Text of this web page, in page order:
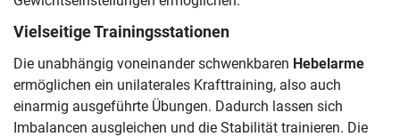
Vielseitige Trainingsstationen
Die unabhängig voneinander schwenkbaren Hebelarme
ermöglichen ein unilaterales Krafttraining, also auch
einarmig ausgeführte Übungen. Dadurch lassen sich
Imbalancen ausgleichen und die Stabilität trainieren. Die